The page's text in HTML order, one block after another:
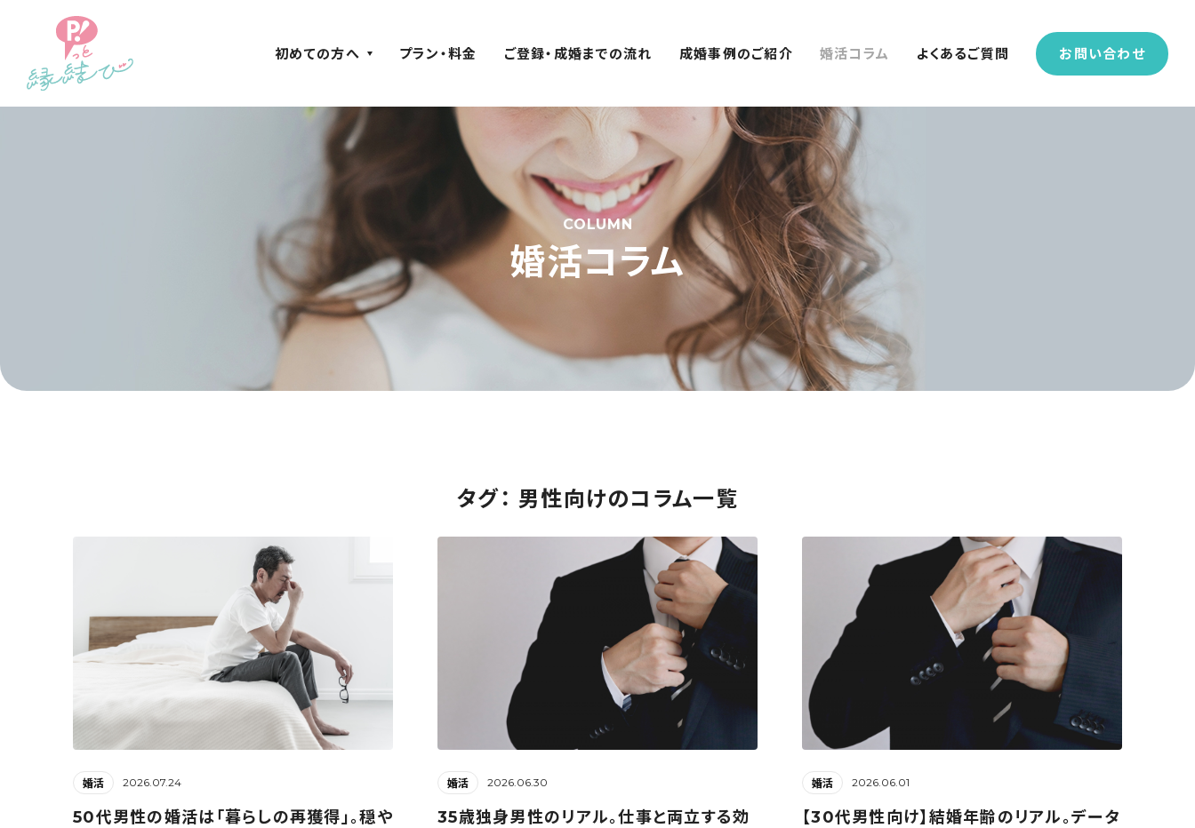
初めての方へ プラン・料金 ご登録・成婚までの流れ 成婚事例のご紹介 婚活コラム よくあるご質問 お問い合わせ
COLUMN
婚活コラム
タグ： 男性向けのコラム一覧
婚活 2026.07.24
50代男性の婚活は「暮らしの再獲得」。穏や
婚活 2026.06.30
35歳独身男性のリアル。仕事と両立する効
婚活 2026.06.01
【30代男性向け】結婚年齢のリアル。データ